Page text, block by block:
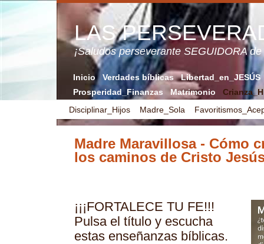
LAS
¡Saludos perseverante SEGUIDORA
Inicio Verdades bíblicas
Libertad_en_JESÚS
Prosperidad_Finanzas
Matrimonio
Disciplinar_Hijos
Madre_Sola
Madre Maravillosa - Cómo
los caminos de Cristo
¡¡¡FORTALECE TU FE!!!
Pulsa el título y escucha
estas enseñanzas bíblicas.